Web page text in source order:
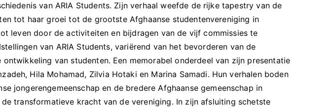
van ARIA Students. Zijn verhaal weefde de rijke tapestry van de
tot haar groei tot de grootste Afghaanse studentenvereniging in
leven door de activiteiten en bijdragen van de vijf commissies te
van ARIA Students, variërend van het bevorderen van de
van studenten. Een memorabel onderdeel van zijn presentatie
Hila Mohamad, Zilvia Hotaki en Marina Samadi. Hun verhalen boden
jongerengemeenschap en de bredere Afghaanse gemeenschap in
transformatieve kracht van de vereniging. In zijn afsluiting schetste